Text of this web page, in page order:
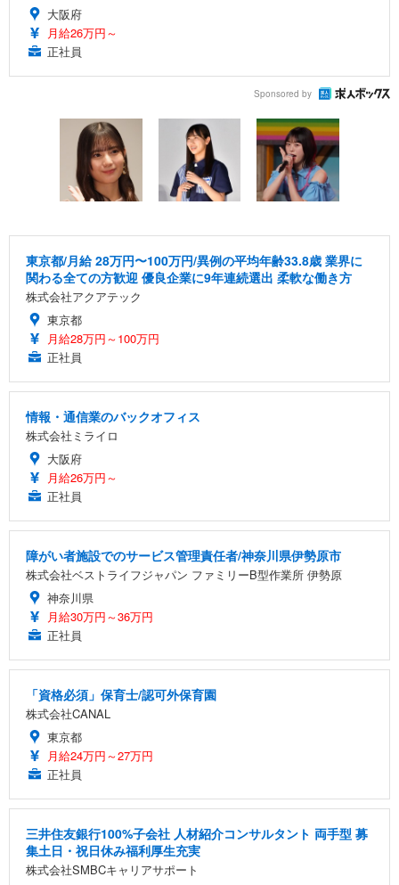
大阪府
月給26万円～
正社員
Sponsored by
東京都/月給 28万円〜100万円/異例の平均年齢33.8歳 業界に
関わる全ての方歓迎 優良企業に9年連続選出 柔軟な働き方
株式会社アクアテック
東京都
月給28万円～100万円
正社員
情報・通信業のバックオフィス
株式会社ミライロ
大阪府
月給26万円～
正社員
障がい者施設でのサービス管理責任者/神奈川県伊勢原市
株式会社ベストライフジャパン ファミリーB型作業所 伊勢原
神奈川県
月給30万円～36万円
正社員
「資格必須」保育士/認可外保育園
株式会社CANAL
東京都
月給24万円～27万円
正社員
三井住友銀行100%子会社 人材紹介コンサルタント 両手型 募
集土日・祝日休み福利厚生充実
株式会社SMBCキャリアサポート